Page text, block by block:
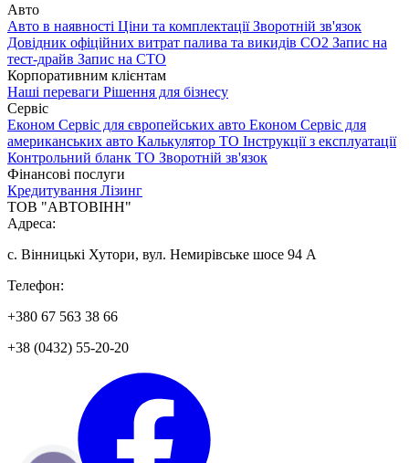
Авто
Авто в наявності Ціни та комплектаціїЗворотній зв'язок
Довідник офіційних витрат палива та викидів СО2 Запис на
тест-драйв Запис на СТО
Корпоративним клієнтам
Наші переваги Рішення для бізнесу
Сервіс
Економ Сервіс для європейських авто Економ Сервіс для
американських авто Калькулятор ТО Інструкції з експлуатації
Контрольний бланк ТО Зворотній зв'язок
Фінансові послуги
Кредитування Лізинг
ТОВ "АВТОВІНН"
Адреса:
с. Вінницькі Хутори, вул. Немирівське шосе 94 А
Телефон:
+380 67 563 38 66
+38 (0432) 55-20-20